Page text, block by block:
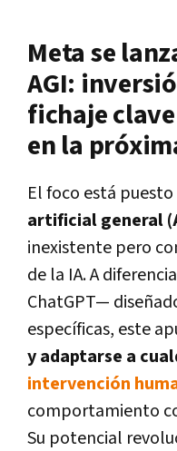
Meta se
AGI:
fichaje
en la
El foco está puesto
artificial general
inexistente pero
de la IA. A
ChatGPT—
específicas, este
y adaptarse a
intervención
comportamiento
Su potencial